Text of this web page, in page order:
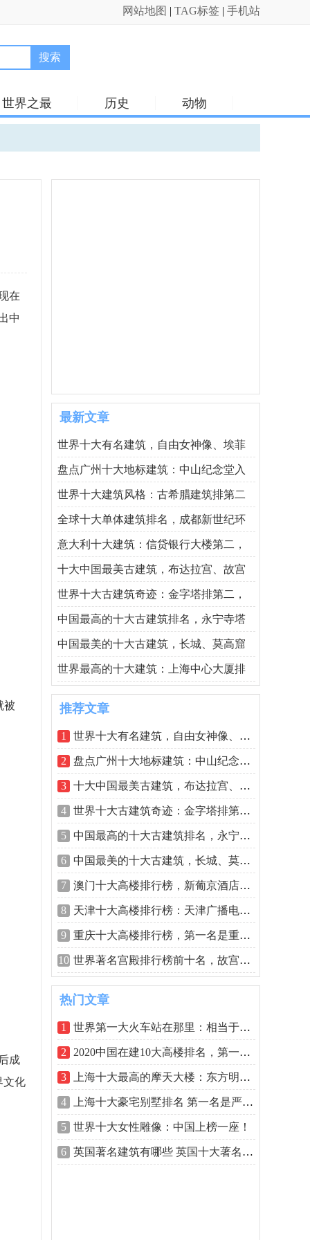
网站地图 | TAG标签 | 手机站
搜索
世界之最 历史 动物
在
中
被
成
文化
最新文章
世界十大有名建筑，自由女神像、埃菲
盘点广州十大地标建筑：中山纪念堂入
世界十大建筑风格：古希腊建筑排第二
全球十大单体建筑排名，成都新世纪环
意大利十大建筑：信贷银行大楼第二，
十大中国最美古建筑，布达拉宫、故宫
世界十大古建筑奇迹：金字塔排第二，
中国最高的十大古建筑排名，永宁寺塔
中国最美的十大古建筑，长城、莫高窟
世界最高的十大建筑：上海中心大厦排
推荐文章
1 世界十大有名建筑，自由女神像、埃菲尔
2 盘点广州十大地标建筑：中山纪念堂入榜
3 十大中国最美古建筑，布达拉宫、故宫居
4 世界十大古建筑奇迹：金字塔排第二，长
5 中国最高的十大古建筑排名，永宁寺塔高
6 中国最美的十大古建筑，长城、莫高窟位
7 澳门十大高楼排行榜，新葡京酒店高261米
8 天津十大高楼排行榜：天津广播电视塔第
9 重庆十大高楼排行榜，第一名是重庆国际
10 世界著名宫殿排行榜前十名，故宫和布达
热门文章
1 世界第一大火车站在那里：相当于30个天
2 2020中国在建10大高楼排名，第一名高达
3 上海十大最高的摩天大楼：东方明珠居第
4 上海十大豪宅别墅排名 第一名是严家花园
5 世界十大女性雕像：中国上榜一座！
6 英国著名建筑有哪些 英国十大著名建筑